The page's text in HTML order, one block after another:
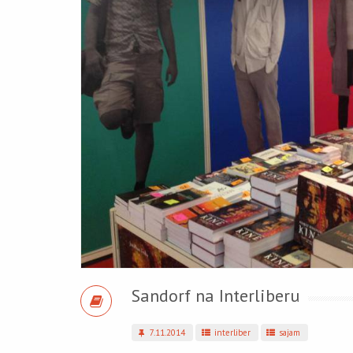
Sandorf na Interliberu
7.11.2014 interliber sajam